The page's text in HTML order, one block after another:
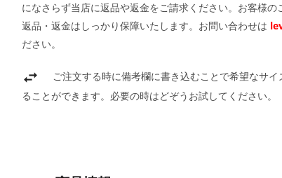
になさらず当店に返品や返金をご請求ください。お客様の
返品・返金はしっかり保障いたします。お問い合わせは
ださい。
ご注文する時に備考欄に書き込むことで希望なサ
ることができます。必要の時はどぞうお試してください。